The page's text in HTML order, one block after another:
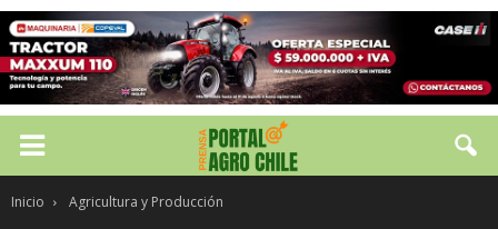
Inicio Agricultura y Producción